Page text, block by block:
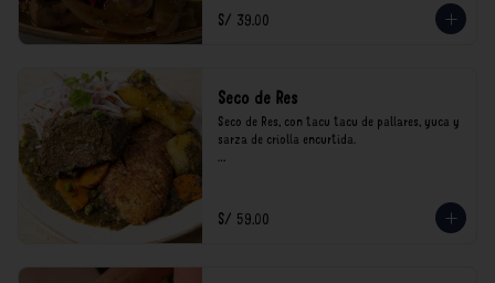
consumo.
S/ 39.00
Seco de Res
Seco de Res, con tacu tacu de pallares, yuca y
sarza de criolla encurtida.
consumo.
S/ 59.00